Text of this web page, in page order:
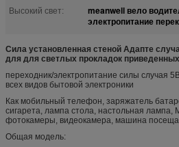
Высокий свет:
meanwell вело
электропитание
Сила установленная стеной Адапте
для для светлых прокладок приведенных
переходник/электропитание силы случая
всех видов бытовой электроники
Как мобильный телефон, заряжатель
сигарета, лампа стола, настольная
фотокамеры, видеокамера, машина
Общая модель: